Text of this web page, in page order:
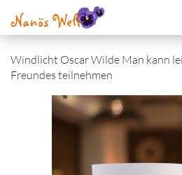
Windlicht Oscar Wilde Man kann
Freundes teilnehmen